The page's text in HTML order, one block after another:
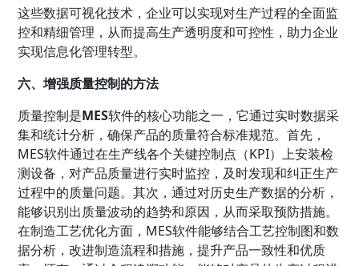
这些数据可视化技术，企业可以实现对生产过程的全面监
控和精细管理，从而提高生产透明度和可控性，助力企业
实现信息化管理转型。
六、增强质量控制的方法
质量控制是MES软件的核心功能之一，它通过实时数据采
集和统计分析，确保产品的质量符合标准规范。首先，
MES软件通过在生产线各个关键控制点（KPI）上安装检
测设备，对产品质量进行实时监控，及时发现和纠正生产
过程中的质量问题。其次，通过对历史生产数据的分析，
能够识别出质量波动的趋势和原因，从而采取预防措施。
在制造工艺优化方面，MES软件能够结合工艺控制图和数
据分析，改进制造流程和措施，提升产品一致性和优质